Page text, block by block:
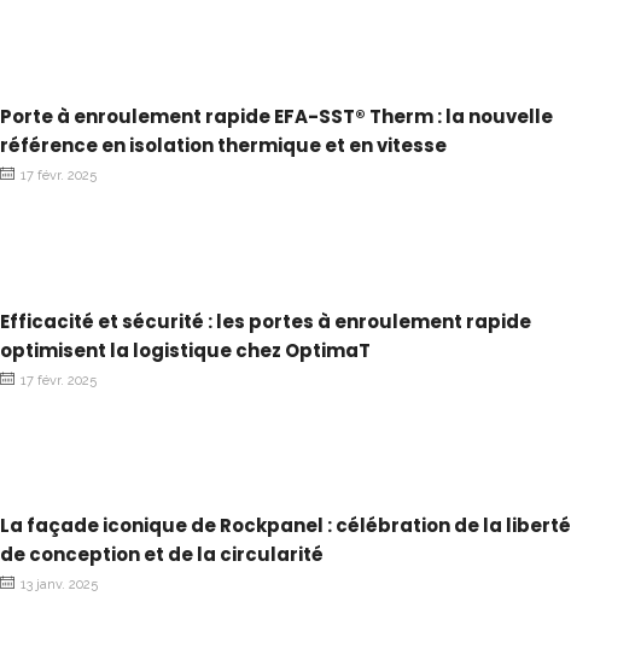
Porte à enroulement rapide EFA-SST® Therm : la nouvelle
référence en isolation thermique et en vitesse
17 févr. 2025
Efficacité et sécurité : les portes à enroulement rapide
optimisent la logistique chez OptimaT
17 févr. 2025
La façade iconique de Rockpanel : célébration de la liberté
de conception et de la circularité
13 janv. 2025